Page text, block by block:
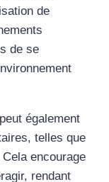
de
de se
également
telles que
encourage
rendant